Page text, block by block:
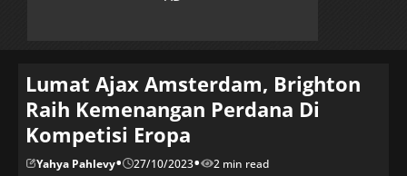
Lumat Ajax Amsterdam, Brighton
Raih Kemenangan Perdana Di
Kompetisi Eropa
Yahya Pahlevy• 27/10/2023• 2 min read